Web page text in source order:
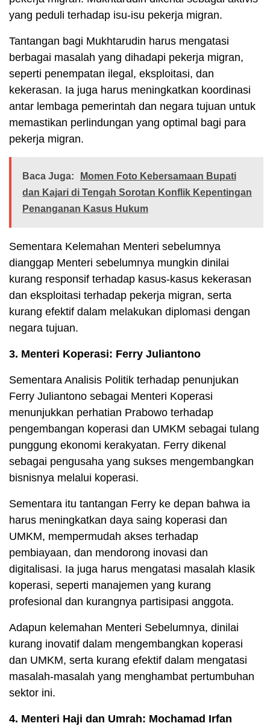
yang peduli terhadap isu-isu pekerja migran.
Tantangan bagi Mukhtarudin harus mengatasi
berbagai masalah yang dihadapi pekerja migran,
seperti penempatan ilegal, eksploitasi, dan
kekerasan. Ia juga harus meningkatkan koordinasi
antar lembaga pemerintah dan negara tujuan untuk
memastikan perlindungan yang optimal bagi para
pekerja migran.
Baca Juga:
Momen Foto Kebersamaan Bupati
dan Kajari di Tengah Sorotan Konflik Kepentingan
Penanganan Kasus Hukum
Sementara Kelemahan Menteri sebelumnya
dianggap Menteri sebelumnya mungkin dinilai
kurang responsif terhadap kasus-kasus kekerasan
dan eksploitasi terhadap pekerja migran, serta
kurang efektif dalam melakukan diplomasi dengan
negara tujuan.
3. Menteri Koperasi: Ferry Juliantono
Sementara Analisis Politik terhadap penunjukan
Ferry Juliantono sebagai Menteri Koperasi
menunjukkan perhatian Prabowo terhadap
pengembangan koperasi dan UMKM sebagai tulang
punggung ekonomi kerakyatan. Ferry dikenal
sebagai pengusaha yang sukses mengembangkan
bisnisnya melalui koperasi.
Sementara itu tantangan Ferry ke depan bahwa ia
harus meningkatkan daya saing koperasi dan
UMKM, mempermudah akses terhadap
pembiayaan, dan mendorong inovasi dan
digitalisasi. Ia juga harus mengatasi masalah klasik
koperasi, seperti manajemen yang kurang
profesional dan kurangnya partisipasi anggota.
Adapun kelemahan Menteri Sebelumnya, dinilai
kurang inovatif dalam mengembangkan koperasi
dan UMKM, serta kurang efektif dalam mengatasi
masalah-masalah yang menghambat pertumbuhan
sektor ini.
4. Menteri Haji dan Umrah: Mochamad Irfan